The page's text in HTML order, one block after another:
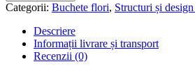
Categorii: Buchete flori, Structuri și
Descriere
Informații livrare și transport
Recenzii (0)